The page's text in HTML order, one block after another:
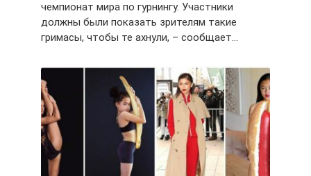
чемпионат мира по гурнингу. Участники
должны были показать зрителям такие
гримасы, чтобы те ахнули, – сообщает…